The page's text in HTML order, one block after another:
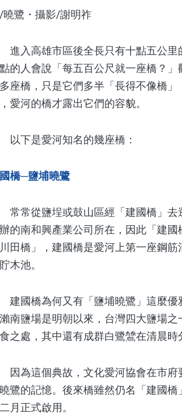
曉鷺・攝影/謝明祚
入高雄市區後全長只有十點五公里
的人會說「每五百公尺就一座橋？
座橋，只是它們多半「長得不像橋
愛河的橋才露出它們的容貌。
下是愛河知名的幾座橋：
橋─鹽埔曉鷺
常從鹽埕或鼓山區經「建國橋」去
的南和興產業公司所在，因此「建
川田橋」，建國橋是愛河上第一座鋼
木池。
國橋為何又有「鹽埔曉鷺」這麼優
南鹽場是明朝以來，台灣四大鹽場
之處，其中還有成群白鷺鷥在清晨
為這個典故，文化愛河協會在市府
鷺的記憶。後來橋雖然仍名「建國
月正式啟用。